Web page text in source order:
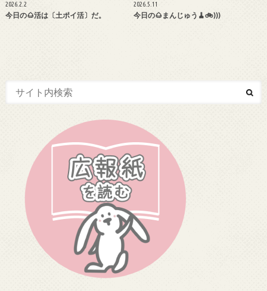
2026.2.2
今日の🌰活は〔土ポイ活〕だ。
2026.5.11
今日の🌰まんじゅう🧹🚲)))